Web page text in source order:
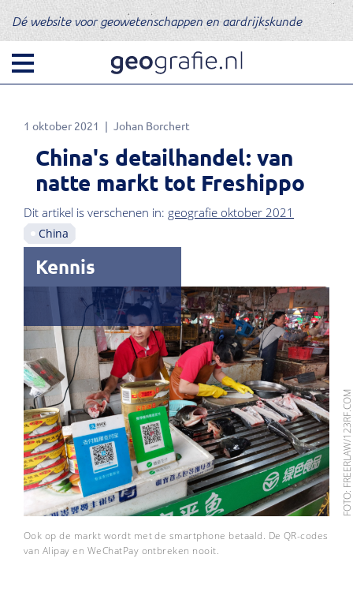
Dé website voor geowetenschappen en aardrijkskunde
1 oktober 2021 Johan Borchert
China's detailhandel: van
natte markt tot Freshippo
Dit artikel is verschenen in: geografie oktober 2021
China
Kennis
FOTO: FREERLAW/123RF.COM
Ook op de markt wordt met de smartphone betaald. De QR-codes
van Alipay en WeChatPay ontbreken nooit.